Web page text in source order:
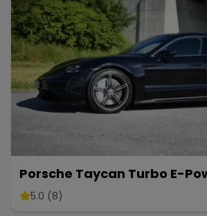
Porsche Taycan Turbo E-
5.0 (8)